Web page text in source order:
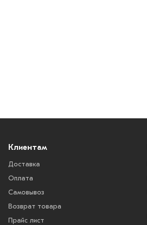
Клиентам
Доставка
Оплата
Самовывоз
Возврат товара
Прайс лист